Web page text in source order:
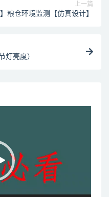
上一篇
粮仓环境监测【仿真设计】
灯亮度）